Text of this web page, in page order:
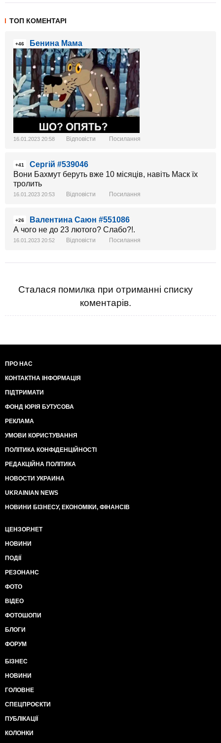
ТОП КОМЕНТАРІ
+46 Бенина Мама
16.01.2023 20:58 Відповісти Посилання
+41
Сергій #539046
Вони Бахмут беруть вже 10 місяців, навіть Маск їх
тролить
16.01.2023 20:53 Відповісти Посилання
+26
Валентина Саюн #551086
А чого не до 23 лютого? Слабо?!.
16.01.2023 20:52 Відповісти Посилання
Сталася помилка при отриманні списку
коментарів.
ПРО НАС
КОНТАКТНА ІНФОРМАЦІЯ
ПІДТРИМАТИ
ФОНД ЮРІЯ БУТУСОВА
РЕКЛАМА
УМОВИ КОРИСТУВАННЯ
ПОЛІТИКА КОНФІДЕНЦІЙНОСТІ
РЕДАКЦІЙНА ПОЛІТИКА
НОВОСТИ УКРАИНА
UKRAINIAN NEWS
НОВИНИ БІЗНЕСУ, ЕКОНОМІКИ, ФІНАНСІВ
ЦЕНЗОР.НЕТ
НОВИНИ
ПОДІЇ
РЕЗОНАНС
ФОТО
ВІДЕО
ФОТОШОПИ
БЛОГИ
ФОРУМ
БІЗНЕС
НОВИНИ
ГОЛОВНЕ
СПЕЦПРОЄКТИ
ПУБЛІКАЦІЇ
КОЛОНКИ